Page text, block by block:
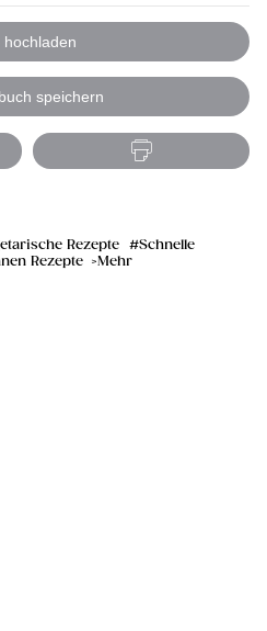
hochladen
speichern
Rezepte
Schnelle
Rezepte Mehr